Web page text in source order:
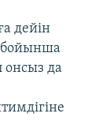
дейін
бойынша
онсыз да